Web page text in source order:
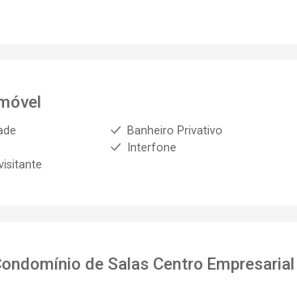
Banheiro Privativo
Interfone
de Salas Centro